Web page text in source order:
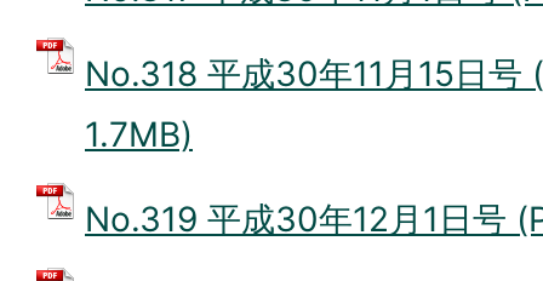
No.318 平成30年11月15日号
1.7MB)
No.319 平成30年12月1日号